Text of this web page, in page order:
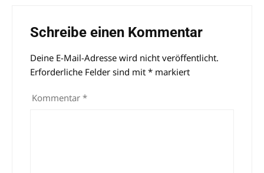
Schreibe einen Kommentar
Deine E-Mail-Adresse wird nicht veröffentlicht.
Erforderliche Felder sind mit * markiert
Kommentar *
Alternative: